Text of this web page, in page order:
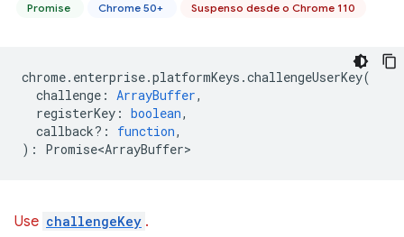
Promise Chrome 50+ Suspenso desde o Chrome 110
chrome. enterprise.platformKeys .challengeUserKey(
challenge : ArrayBuffer,
registerKey : boolean,
callback? : function,
) : Promise<ArrayBuffer>
Use challengeKey .